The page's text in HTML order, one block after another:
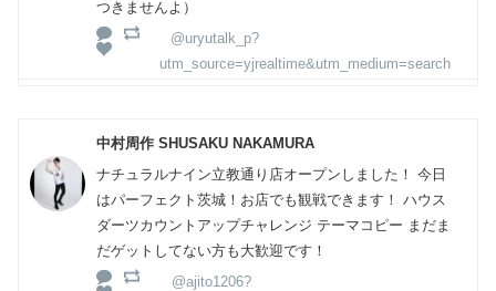
つきませんよ）
@uryutalk_p?
utm_source=yjrealtime&utm_medium=search
中村周作 SHUSAKU NAKAMURA
ナチュラルナイン立教通り店オープンしました！ 今日
はパーフェクト茨城！お店でも観戦できます！ ハウス
ダーツカウントアップチャレンジ テーマコピー まだま
だゲットしてない方も大歓迎です！
@ajito1206?